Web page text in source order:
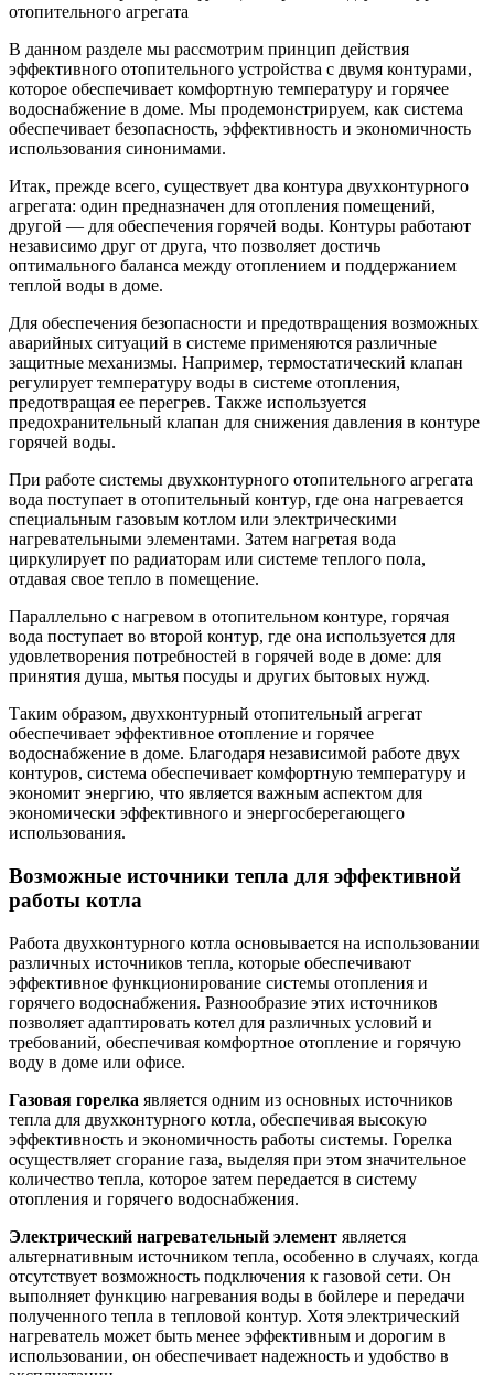
В данном разделе мы рассмотрим принцип действия
эффективного отопительного устройства с двумя контурами,
которое обеспечивает комфортную температуру и горячее
водоснабжение в доме. Мы продемонстрируем, как система
обеспечивает безопасность, эффективность и экономичность
использования синонимами.
Итак, прежде всего, существует два контура двухконтурного
агрегата: один предназначен для отопления помещений,
другой — для обеспечения горячей воды. Контуры работают
независимо друг от друга, что позволяет достичь
оптимального баланса между отоплением и поддержанием
теплой воды в доме.
Для обеспечения безопасности и предотвращения возможных
аварийных ситуаций в системе применяются различные
защитные механизмы. Например, термостатический клапан
регулирует температуру воды в системе отопления,
предотвращая ее перегрев. Также используется
предохранительный клапан для снижения давления в контуре
горячей воды.
При работе системы двухконтурного отопительного агрегата
вода поступает в отопительный контур, где она нагревается
специальным газовым котлом или электрическими
нагревательными элементами. Затем нагретая вода
циркулирует по радиаторам или системе теплого пола,
отдавая свое тепло в помещение.
Параллельно с нагревом в отопительном контуре, горячая
вода поступает во второй контур, где она используется для
удовлетворения потребностей в горячей воде в доме: для
принятия душа, мытья посуды и других бытовых нужд.
Таким образом, двухконтурный отопительный агрегат
обеспечивает эффективное отопление и горячее
водоснабжение в доме. Благодаря независимой работе двух
контуров, система обеспечивает комфортную температуру и
экономит энергию, что является важным аспектом для
экономически эффективного и энергосберегающего
использования.
Возможные источники тепла для эффективной
работы котла
Работа двухконтурного котла основывается на использовании
различных источников тепла, которые обеспечивают
эффективное функционирование системы отопления и
горячего водоснабжения. Разнообразие этих источников
позволяет адаптировать котел для различных условий и
требований, обеспечивая комфортное отопление и горячую
воду в доме или офисе.
Газовая горелка является одним из основных источников
тепла для двухконтурного котла, обеспечивая высокую
эффективность и экономичность работы системы. Горелка
осуществляет сгорание газа, выделяя при этом значительное
количество тепла, которое затем передается в систему
отопления и горячего водоснабжения.
Электрический нагревательный элемент является
альтернативным источником тепла, особенно в случаях, когда
отсутствует возможность подключения к газовой сети. Он
выполняет функцию нагревания воды в бойлере и передачи
полученного тепла в тепловой контур. Хотя электрический
нагреватель может быть менее эффективным и дорогим в
использовании, он обеспечивает надежность и удобство в